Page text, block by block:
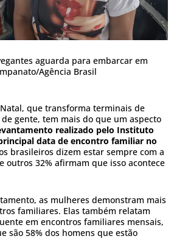
aguarda para embarcar em
Agência Brasil
que transforma terminais de
gente, tem mais do que um aspecto
realizado pelo Instituto
data de encontro familiar no
brasileiros dizem estar sempre com a
outros 32% afirmam que isso acontece
as mulheres demonstram mais
familiares. Elas também relatam
em encontros familiares mensais,
são 58% dos homens que estão